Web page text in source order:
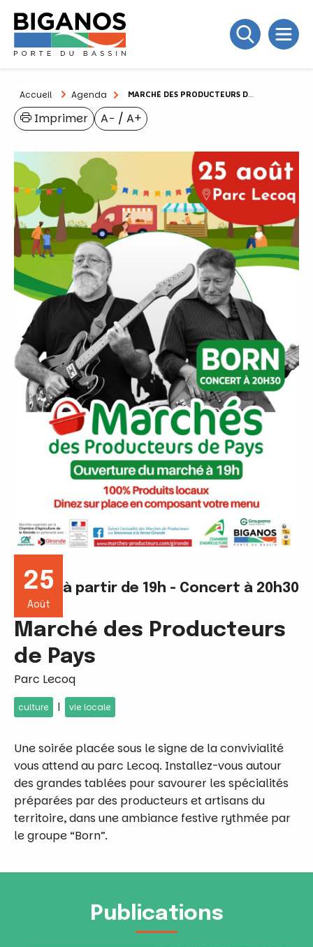
Accueil Agenda MARCHÉ DES PRODUCTEURS DE PAYS
A− / A+
Imprimer
25
Août
à partir de 19h - Concert à 20h30
Marché des Producteurs
de Pays
Parc Lecoq
culture | vie locale
Une soirée placée sous le signe de la convivialité
vous attend au parc Lecoq. Installez-vous autour
des grandes tablées pour savourer les spécialités
préparées par des producteurs et artisans du
territoire, dans une ambiance festive rythmée par
le groupe “Born”.
Publications